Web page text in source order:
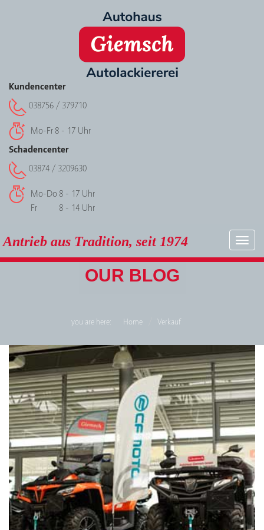
Kundencenter
038756 / 379710
Mo-Fr 8 - 17 Uhr
Schadencenter
03874 / 3209630
Mo-Do 8 - 17 Uhr
Fr
8 - 14 Uhr
Antrieb aus Tradition, seit 1974
OUR BLOG
you are here: Home Verkauf